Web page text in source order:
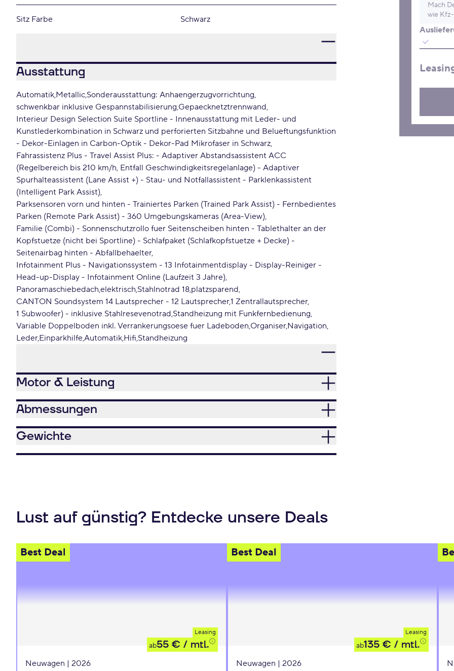
Mach
wie
Sitz Farbe Schwarz
Ausstattung
Automatik Metallic Sonderausstattung: Anhaengerzugvorrichtung
schwenkbar inklusive Gespannstabilisierung Gepaecknetztrennwand
Interieur Design Selection Suite Sportline - Innenausstattung mit Leder- und
Kunstlederkombination in Schwarz und perforierten Sitzbahne und Belueftungsfunktion
- Dekor-Einlagen in Carbon-Optik - Dekor-Pad Mikrofaser in Schwarz
Fahrassistenz Plus - Travel Assist Plus: - Adaptiver Abstandsassistent ACC
(Regelbereich bis 210 km/h, Entfall Geschwindigkeitsregelanlage) - Adaptiver
Spurhalteassistent (Lane Assist +) - Stau- und Notfallassistent - Parklenkassistent
(Intelligent Park Assist)
Parksensoren vorn und hinten - Trainiertes Parken (Trained Park Assist) - Fernbedientes
Parken (Remote Park Assist) - 360 Umgebungskameras (Area-View)
Familie (Combi) - Sonnenschutzrollo fuer Seitenscheiben hinten - Tablethalter an der
Kopfstuetze (nicht bei Sportline) - Schlafpaket (Schlafkopfstuetze + Decke) -
Seitenairbag hinten - Abfallbehaelter
Infotainment Plus - Navigationssystem - 13 Infotainmentdisplay - Display-Reiniger -
Head-up-Display - Infotainment Online (Laufzeit 3 Jahre)
Panoramaschiebedach elektrisch Stahlnotrad 18 platzsparend
CANTON Soundsystem 14 Lautsprecher - 12 Lautsprecher1 Zentrallautsprecher
1 Subwoofer) - inklusive Stahlresevenotrad Standheizung mit Funkfernbedienung
Variable Doppelboden inkl. Verrankerungsoese fuer Ladeboden Organiser Navigation
Leder EinparkhilfeAutomatik Hifi Standheizung
Motor & Leistung
Abmessungen
Gewichte
Lust auf günstig? Entdecke unsere Deals
Best Deal
Leasing
ab55 € / mtl.
Neuwagen | 2026
Best Deal
Leasing
ab135 € / mtl.
Neuwagen | 2026